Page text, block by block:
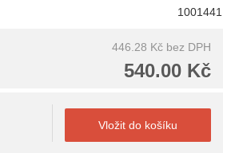
1001441
446.28 Kč bez DPH
540.00 Kč
Vložit do košíku